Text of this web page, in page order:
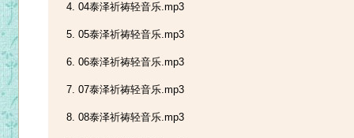
04泰泽祈祷轻音乐.mp3
05泰泽祈祷轻音乐.mp3
06泰泽祈祷轻音乐.mp3
07泰泽祈祷轻音乐.mp3
08泰泽祈祷轻音乐.mp3